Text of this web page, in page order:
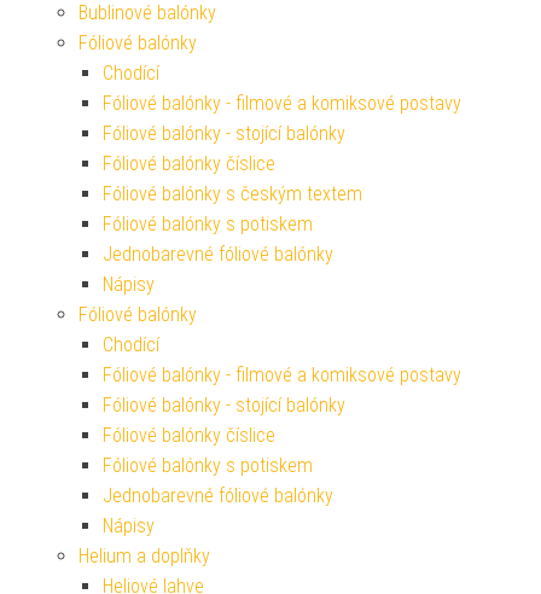
Bublinové balónky
Fóliové balónky
Chodící
Fóliové balónky - filmové a komiksové postavy
Fóliové balónky - stojící balónky
Fóliové balónky číslice
Fóliové balónky s českým textem
Fóliové balónky s potiskem
Jednobarevné fóliové balónky
Nápisy
Fóliové balónky
Chodící
Fóliové balónky - filmové a komiksové postavy
Fóliové balónky - stojící balónky
Fóliové balónky číslice
Fóliové balónky s potiskem
Jednobarevné fóliové balónky
Nápisy
Helium a doplňky
Heliové lahve